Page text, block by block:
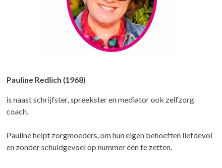
Pauline Redlich (1968)
is naast schrijfster, spreekster en mediator ook zelfzorg
coach.
Pauline helpt zorgmoeders, om hun eigen behoeften liefdevol
en zonder schuldgevoel op nummer één te zetten.